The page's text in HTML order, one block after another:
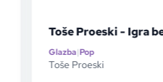
Toše Proeski - Igra
Glazba|Pop
Toše Proeski